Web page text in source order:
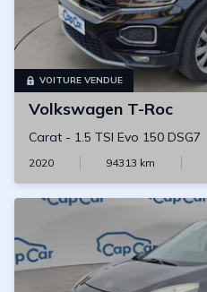
VOITURE VENDUE
Volkswagen T-Roc
Carat - 1.5 TSI Evo 150 DSG7
2020 94313 km